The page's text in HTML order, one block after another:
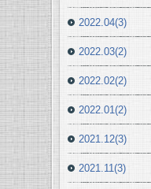
2022.04(3)
2022.03(2)
2022.02(2)
2022.01(2)
2021.12(3)
2021.11(3)